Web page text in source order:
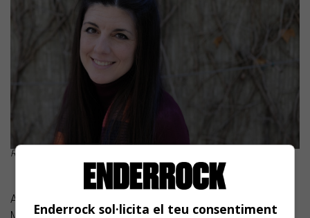
Raquel García Tomás Foto: Juan Miguel Morales
Amb aquests guardons, els PREMIS ENDERROCK DE LA
Enderrock sol·licita el teu consentiment